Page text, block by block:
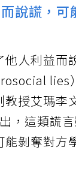
說謊，可
人利益而
lies
教授艾瑪李
，這類謊
剝奪對方